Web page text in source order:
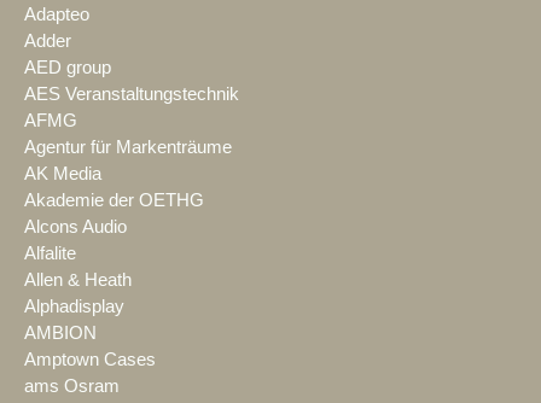
Adapteo
Adder
AED group
AES Veranstaltungstechnik
AFMG
Agentur für Markenträume
AK Media
Akademie der OETHG
Alcons Audio
Alfalite
Allen & Heath
Alphadisplay
AMBION
Amptown Cases
ams Osram